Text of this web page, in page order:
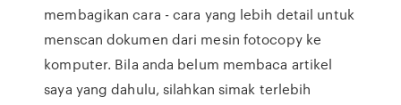
membagikan cara - cara yang lebih detail untuk
menscan dokumen dari mesin fotocopy ke
komputer. Bila anda belum membaca artikel
saya yang dahulu, silahkan simak terlebih